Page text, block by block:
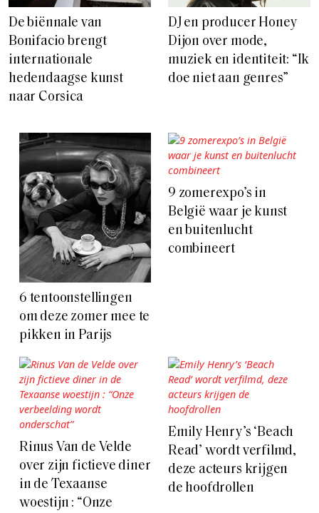
De biënnale van
Bonifacio brengt
internationale
hedendaagse kunst
naar Corsica
DJ en producer Honey
Dijon over mode,
muziek en identiteit: “Ik
doe niet aan genres”
6 tentoonstellingen
om deze zomer mee te
pikken in Parijs
9 zomerexpo’s in
België waar je kunst
en buitenlucht
combineert
Rinus Van de Velde
over zijn fictieve diner
in de Texaanse
woestijn : “Onze
Emily Henry’s ‘Beach
Read’ wordt verfilmd,
deze acteurs krijgen
de hoofdrollen